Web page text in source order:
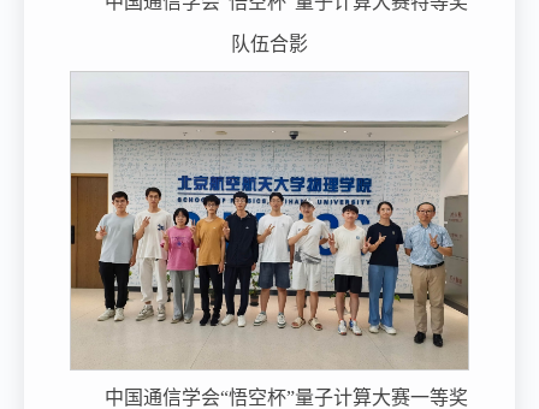
队伍合影
中国通信学会“悟空杯”量子计算大赛一等奖